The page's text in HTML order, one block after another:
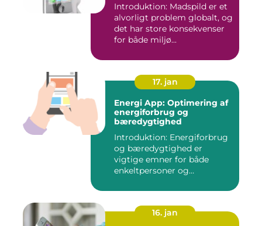
Introduktion: Madspild er et
alvorligt problem globalt, og
det har store konsekvenser
for både miljø...
17. jan
Energi App: Optimering af
energiforbrug og
bæredygtighed
Introduktion: Energiforbrug
og bæredygtighed er
vigtige emner for både
enkeltpersoner og
16. jan